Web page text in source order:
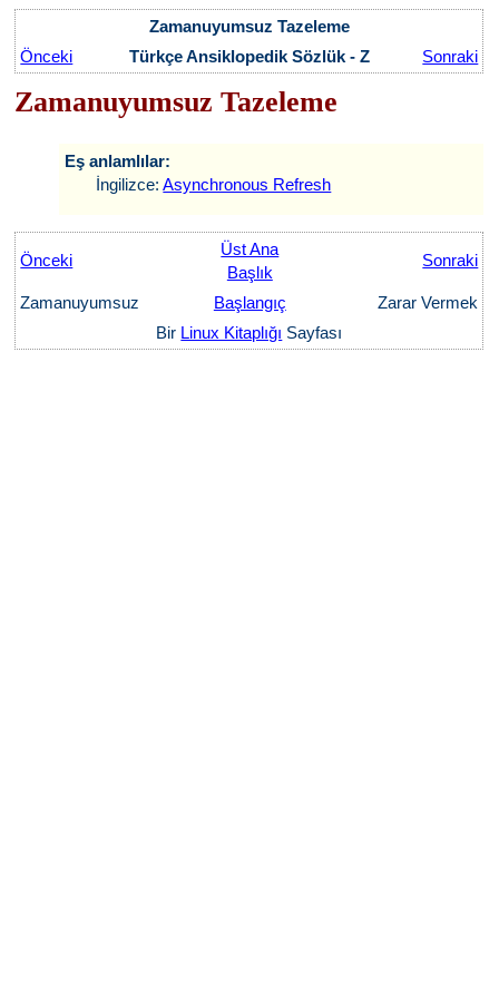
Zamanuyumsuz Tazeleme
Önceki
Türkçe Ansiklopedik Sözlük - Z Sonraki
Zamanuyumsuz Tazeleme
Eş anlamlılar:
İngilizce:Asynchronous Refresh
Önceki
Üst Ana
Başlık
Sonraki
Zamanuyumsuz Başlangıç
Zarar Vermek
Bir Linux Kitaplığı Sayfası